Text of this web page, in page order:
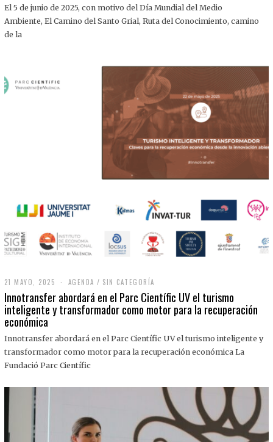
,
0
El 5 de junio de 2025, con motivo del Día Mundial del Medio
Ambiente, El Camino del Santo Grial, Ruta del Conocimiento, camino
de la
21 MAYO, 2025
M
A
Y
,
0
2
AGENDA / SIN CATEGORÍA
Innotransfer abordará en el Parc Científic UV el turismo
inteligente y transformador como motor para la recuperación
económica
Innotransfer abordará en el Parc Científic UV el turismo inteligente y
transformador como motor para la recuperación económica La
Fundació Parc Científic